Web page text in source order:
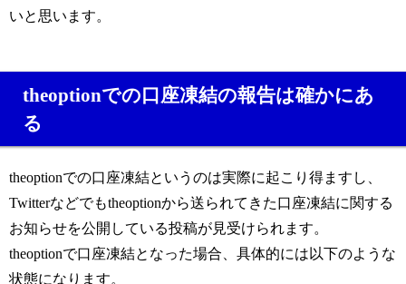
いと思います。
theoptionでの口座凍結の報告は確かにあ
る
theoptionでの口座凍結というのは実際に起こり得ますし、
Twitterなどでもtheoptionから送られてきた口座凍結に関する
お知らせを公開している投稿が見受けられます。
theoptionで口座凍結となった場合、具体的には以下のような
状態になります。